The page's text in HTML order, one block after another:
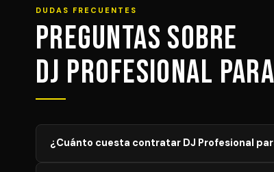
DUDAS FRECUENTES
Preguntas sobre
DJ Profesional
¿Cuánto cuesta contratar DJ Profesional